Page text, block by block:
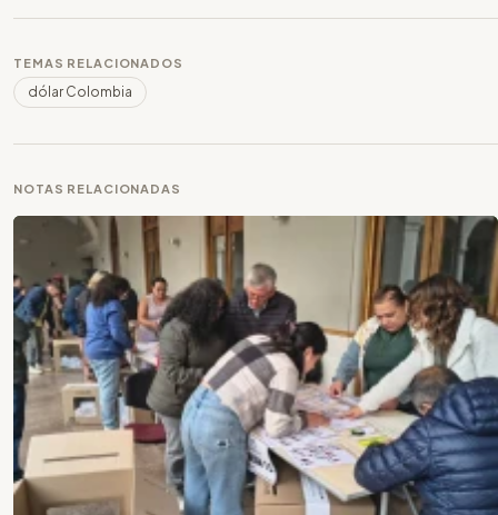
TEMAS RELACIONADOS
dólar Colombia
NOTAS RELACIONADAS